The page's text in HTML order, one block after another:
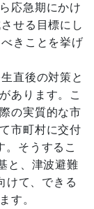
応急期にかけ
せる目標にし
きことを挙げ
直後の対策と
あります。こ
の実質的な市
市町村に交付
。そうするこ
と、津波避難
けて、できる
す。